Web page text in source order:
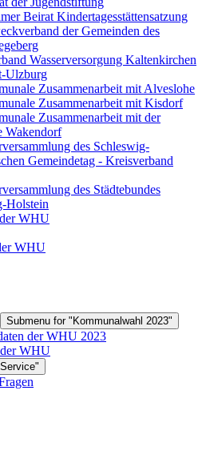
Beirat Kindertagesstättensatzung
der Gemeinden des
Wasserversorgung Kaltenkirchen
Ulzburg
Zusammenarbeit mit Alveslohe
Zusammenarbeit mit Kisdorf
Zusammenarbeit mit der
Wakendorf
des Schleswig-
Gemeindetag - Kreisverband
des Städtebundes
Holstein
WHU
WHU
Submenu for "Kommunalwahl 2023"
der WHU 2023
WHU